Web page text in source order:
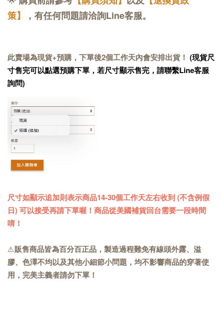
策】
，有任何問題請洽詢Line客服。
此賣場為現貨+預購，下單後2個工作天內會安排出貨！ (現貨尺
寸售完可以點選預購下單，若尺寸顯示售完，請聯繫Line客服
詢問)
尺寸如顯示追加則表示商品14-30個工作天左右收到 (不含例假
日) 可以接受再請下單喔！商品從美國補貨回台需要一段時間
唷！
⚠️販售商品皆為百分百正品，製造過程難免有線頭外露、溢
膠、色澤不均以及其他小細節小問題，均不影響商品的穿著使
用，完美主義者請勿下單！